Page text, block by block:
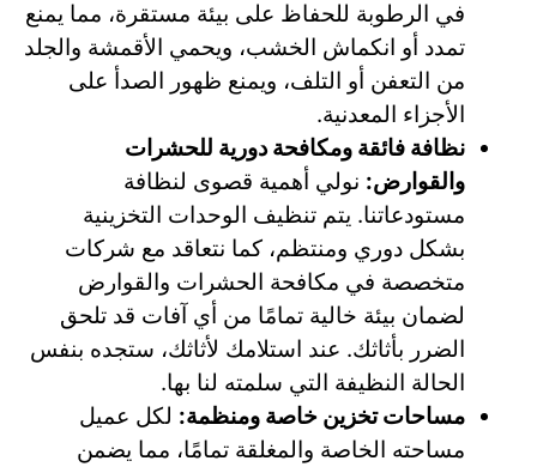
في الرطوبة للحفاظ على بيئة مستقرة، مما يمنع
تمدد أو انكماش الخشب، ويحمي الأقمشة والجلد
من التعفن أو التلف، ويمنع ظهور الصدأ على
الأجزاء المعدنية.
نظافة فائقة ومكافحة دورية للحشرات
والقوارض: نولي أهمية قصوى لنظافة
مستودعاتنا. يتم تنظيف الوحدات التخزينية
بشكل دوري ومنتظم، كما نتعاقد مع شركات
متخصصة في مكافحة الحشرات والقوارض
لضمان بيئة خالية تمامًا من أي آفات قد تلحق
الضرر بأثاثك. عند استلامك لأثاثك، ستجده بنفس
الحالة النظيفة التي سلمته لنا بها.
مساحات تخزين خاصة ومنظمة: لكل عميل
مساحته الخاصة والمغلقة تمامًا، مما يضمن